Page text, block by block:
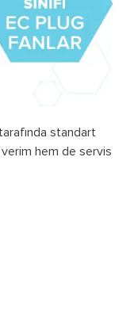
standart
verim hem de servis